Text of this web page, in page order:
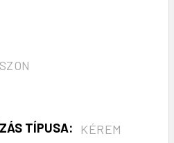
TÍPUSA:
KÉREM